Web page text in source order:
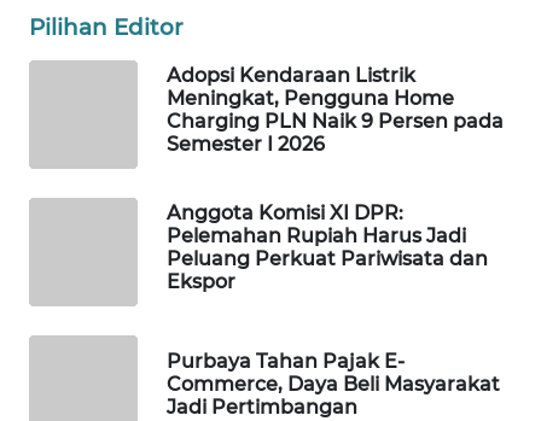
Pilihan Editor
Adopsi Kendaraan Listrik
Meningkat, Pengguna Home
Charging PLN Naik 9 Persen pada
Semester I 2026
Anggota Komisi XI DPR:
Pelemahan Rupiah Harus Jadi
Peluang Perkuat Pariwisata dan
Ekspor
Purbaya Tahan Pajak E-
Commerce, Daya Beli Masyarakat
Jadi Pertimbangan
TRAVEL
WAHANANEWS
WAHANANEWS